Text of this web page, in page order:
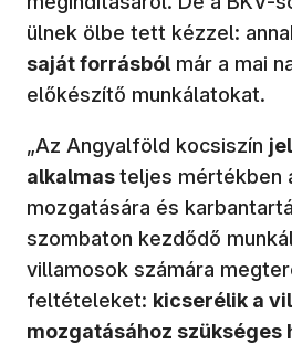
ülnek ölbe tett kézzel:
saját forrásból már a mai
előkészítő munkálatokat.
„Az Angyalföld kocsiszín
alkalmasteljes mértékben
mozgatására és
szombaton kezdődő
villamosok számára
feltételeket: kicserélik a
mozgatásához szükséges